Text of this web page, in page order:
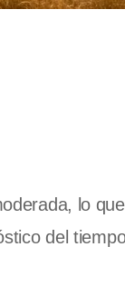
lo
del